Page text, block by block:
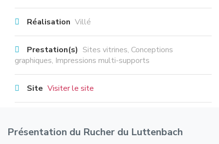
Réalisation Villé
Prestation(s) Sites vitrines Conceptions
graphiques Impressions multi-supports
Site Visiter le site
Présentation du Rucher du Luttenbach